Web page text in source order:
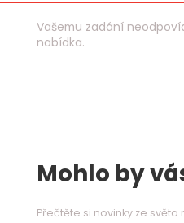
Vašemu zadání
nabídka.
Mohlo by
Přečtěte si novinky ze